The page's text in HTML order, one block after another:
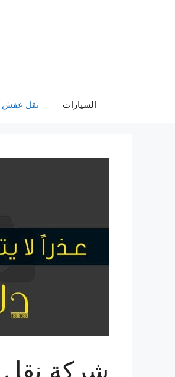
السيارات نقل عفش
شركة